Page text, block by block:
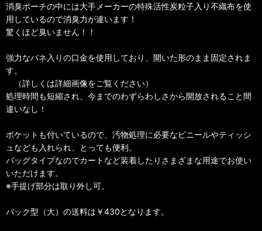
消臭ポーチの中には大手メーカーの特殊活性炭粒子入り不織布を使
用しているので消臭力が違います！
驚くほど臭いません！！
強力なバネ入りの口金を使用しており、開いた形のまま固定されま
す。
（詳しくは詳細画像をご覧ください）
処理時間も短縮され、今までのわずらわしさから開放されること間
違いなし！
ポケットも付いているので、汚物処理に必要なビニールやティッシ
ュなども入れられ、とっても便利。
バッグタイプなのでカートなど装着したりさまざまな用途でお使い
いただけます。
※手提げ部分は取り外し可。
バック型（大）の送料は￥430となります。